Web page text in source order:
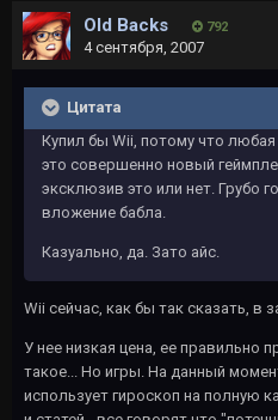
Old Backs 792
4 сентября, 2007
Цитата
Купил бы Wii, потому что
это совершенно новый
эксклюзив это или нет. Грубо
вложение бабла.
Казуально, да. Зато айс.
Wii сейчас, как бы так сказать, в
У нее низкая цена, ее правильно
такое... Но игры. На данный
использует гироскоп на полную